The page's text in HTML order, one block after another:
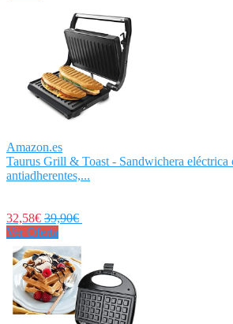
Amazon.es
Taurus Grill & Toast - Sandwichera eléctrica
antiadherentes,...
32,58€ 39,90€
Ver Oferta